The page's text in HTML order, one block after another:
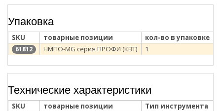
Упаковка
SKU товарные позиции кол-во в упаковке
61812 НМПО-MG серия ПРОФИ (КВТ) 1
Технические характеристики
SKU товарные позиции Тип инструмента